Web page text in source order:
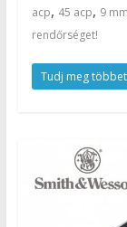
acp, 45 acp, 9
rendőrséget!
Tudj meg